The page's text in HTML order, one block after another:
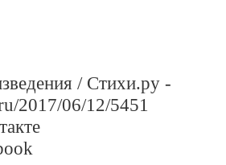
/ Стихи.ру -
2017/06/12/5451